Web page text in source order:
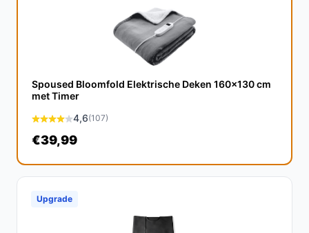
Met goed onderhoud en gebruik kan de DistinQ
onderdeken meerdere jaren meegaan, afhankelijk van
Is dit geschikt voor mensen met allergieën?
geschikt is voor mensen met allergieën.
Wat zijn de belangrijkste verschillen met andere
merken?
temperatuurinstellingen en een unieke warmtezone
voor de voeten, wat het gebruiksvriendelijker maakt dan
Spoused Bloomfold Elektrische Deken 160x130 cm
met Timer
4,6(107)
€39,99
Upgrade